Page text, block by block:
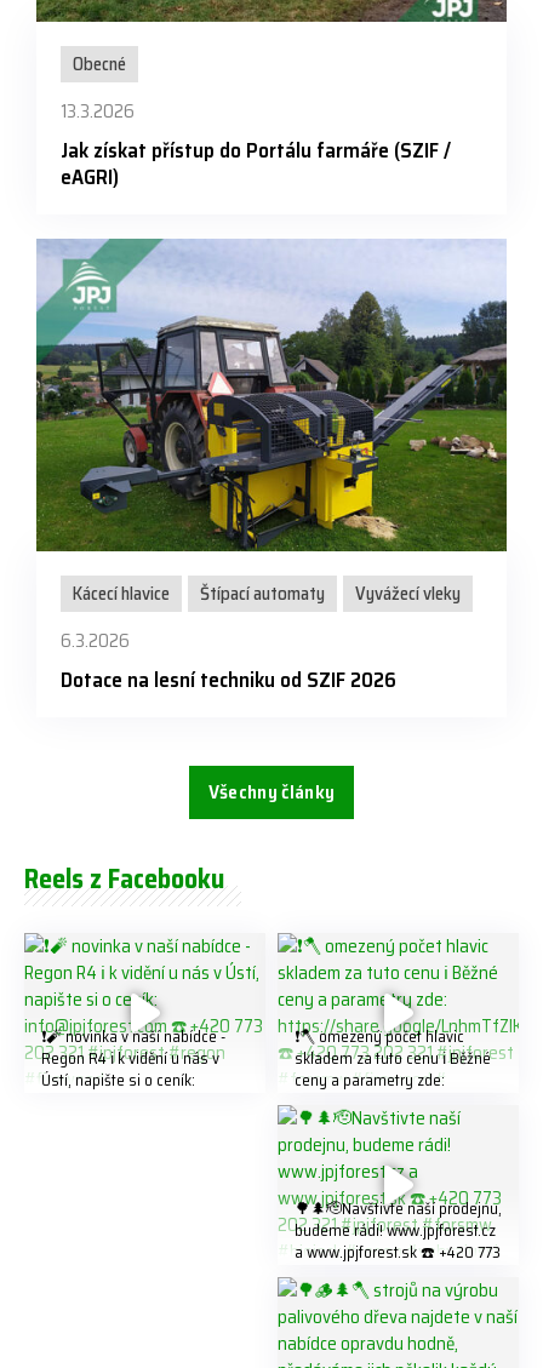
Obecné
13.3.2026
Jak získat přístup do Portálu farmáře (SZIF /
eAGRI)
Kácecí hlavice Štípací automaty
Vyvážecí vleky
6.3.2026
Dotace na lesní techniku od SZIF 2026
Všechny články
Reels z Facebooku
❗️🧨 novinka v naší nabídce -
Regon R4 ℹ️ k vidění u nás v
Ústí, napište si o ceník:
❗️🪓 omezený počet hlavic
skladem za tuto cenu ℹ️ Běžné
ceny a parametry zde:
https://share.google/LnhmTfZl
K8W5t7i6o ☎️ +420 773 202
321 #jpjforest #forsmw
#firewood #
🌳🌲🫡Navštivte naší prodejnu,
budeme rádi! www.jpjforest.cz
a www.jpjforest.sk ☎️ +420 773
202 321 #jpjforest #forsmw
#biojack #regon #vahvajussi